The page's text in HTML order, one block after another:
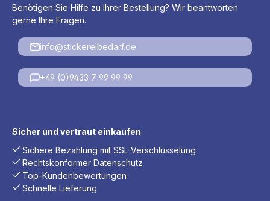
Benötigen Sie Hilfe zu Ihrer Bestellung? Wir beantworten
gerne Ihre Fragen.
info@stickereibedarf.de
+49 (0)9433 7 99 99 99
Sicher und vertraut einkaufen
Sichere Bezahlung mit SSL-Verschlüsselung
Rechtskonformer Datenschutz
Top-Kundenbewertungen
Schnelle Lieferung